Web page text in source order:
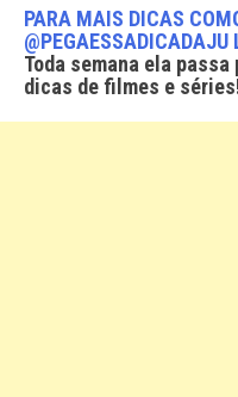
PARA MAIS DICAS
Toda semana ela
dicas de filmes e